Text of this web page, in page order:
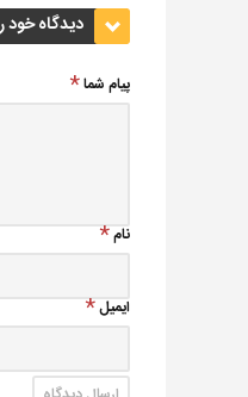
دیدگاه خود
پیام شما
نام
ایمیل